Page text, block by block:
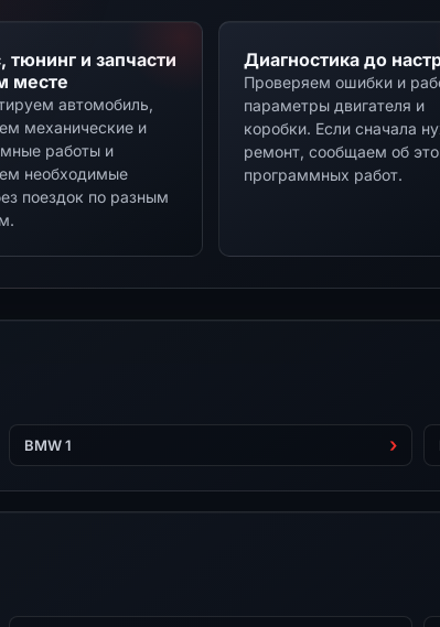
тюнинг и запчасти
месте
автомобиль,
механические и
работы и
необходимые
поездок по разным
Диагностика до
Проверяем ошибки и
параметры двигателя и
коробки. Если сначала
ремонт, сообщаем об
программных работ.
BMW 1